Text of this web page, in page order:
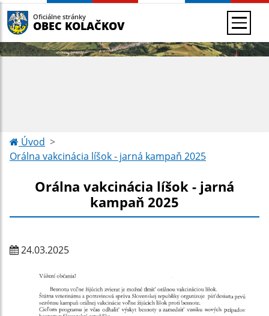
Oficiálne stránky
OBEC KOLAČKOV
Úvod
Orálna vakcinácia líšok - jarná kampaň 2025
Orálna vakcinácia líšok - jarná
kampaň 2025
24.03.2025